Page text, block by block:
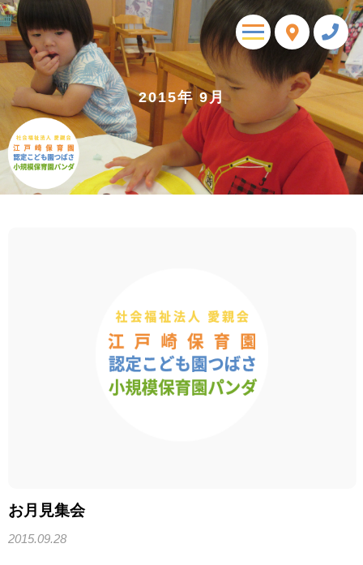
toggle
navigation
2015年 9月
お月見集会
2015.09.28